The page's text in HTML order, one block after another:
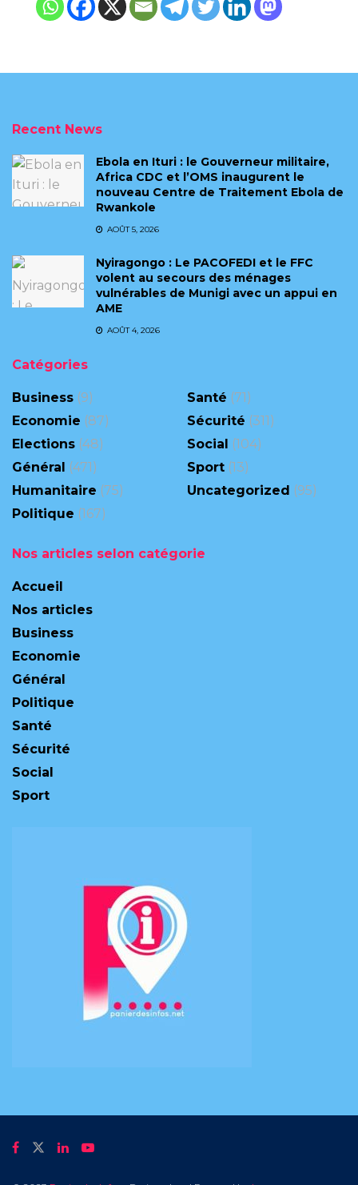
Recent News
Ebola en Ituri : le Gouverneur militaire,
Africa CDC et l’OMS inaugurent le
nouveau Centre de Traitement Ebola de
Rwankole
AOÛT 5, 2026
‎Nyiragongo : Le PACOFEDI et le FFC
volent au secours des ménages
vulnérables de Munigi avec un appui en
AME‎‎
AOÛT 4, 2026
Catégories
Business (9)
Economie (87)
Elections (48)
Général
(471)
Humanitaire (75)
Politique (167)
Santé (71)
Sécurité (311)
Social
(104)
Sport (13)
Uncategorized (95)
Nos articles selon catégorie
Accueil
Nos articles
Business
Economie
Général
Politique
Santé
Sécurité
Social
Sport